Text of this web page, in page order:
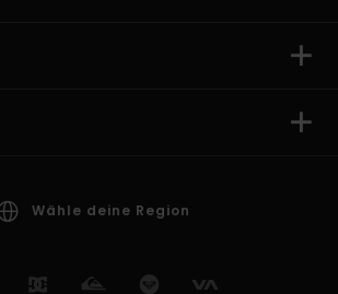
Wähle deine Region